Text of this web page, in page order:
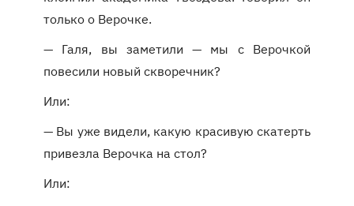
только о Верочке.
— Галя, вы заметили — мы с Верочкой
повесили новый скворечник?
Или:
— Вы уже видели, какую красивую скатерть
привезла Верочка на стол?
Или: